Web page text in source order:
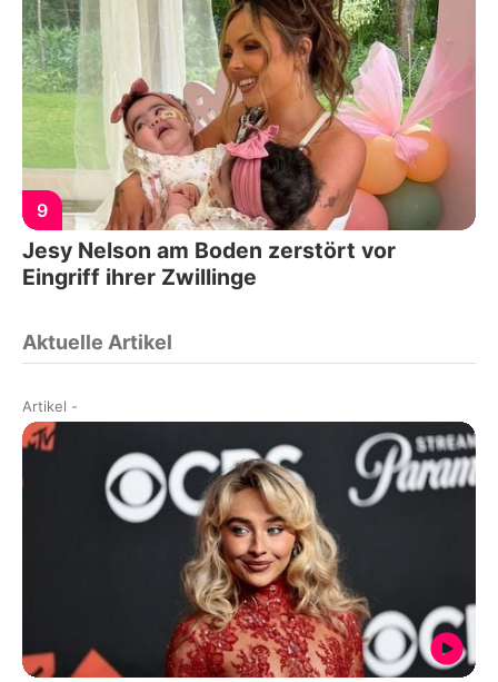
9
Jesy Nelson am Boden zerstört vor
Eingriff ihrer Zwillinge
Aktuelle Artikel
Artikel -